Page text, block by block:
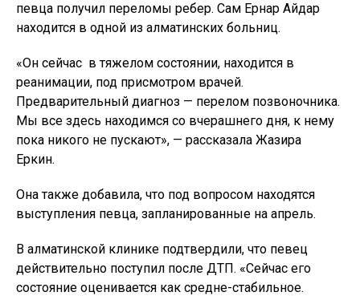
певца получил переломы ребер. Сам Ернар Айдар
находится в одной из алматинских больниц.
«Он сейчас в тяжелом состоянии, находится в
реанимации, под присмотром врачей.
Предварительный диагноз — перелом позвоночника.
Мы все здесь находимся со вчерашнего дня, к нему
пока никого не пускают», — рассказала Жазира
Еркин.
Она также добавила, что под вопросом находятся
выступления певца, запланированные на апрель.
В алматинской клинике подтвердили, что певец
действительно поступил после ДТП. «Сейчас его
состояние оценивается как средне-стабильное.